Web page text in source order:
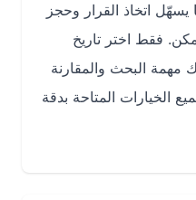
القرار وحجز
اختر تاريخ
البحث والمقارنة
المتاحة بدقة